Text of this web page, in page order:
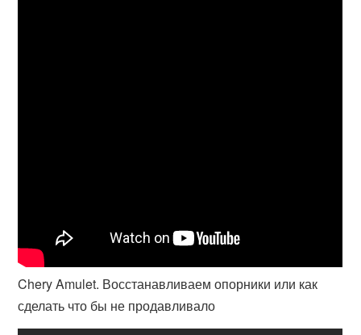
Chery Amulet. Восстанавливаем опорники или как
сделать что бы не продавливало